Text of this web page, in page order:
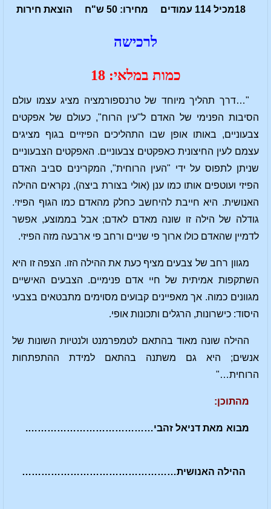
18מכיל 114 עמודים מחירו: 50 ש"ח הוצאת חירות
לרכישה
כמות במלאי: 18
"…דרך תהליך מיוחד של טרנספורמציה מציג עצמו עולם
הסיבות הפנימי של האדם ל"עין הרוח", כעולם של אפקטים
צבעוניים, באותו אופן שבו התהליכים הפיזיים בגוף מציגים
עצמם לעין החיצונית כאפקטים צבעוניים. האפקטים הצבעוניים
שניתן לתפוס על ידי "העין הרוחית", המקרינים סביב האדם
הפיזי ועוטפים אותו כמו ענן (אולי בצורת ביצה), נקראים ההילה
האנושית. היא חייבת להיחשב כחלק מהאדם כמו הגוף הפיזי.
גודלה של הילה זו שונה מאדם לאדם; אבל בממוצע, אפשר
לדמיין שהאדם כולו ארוך פי שניים ורחב פי ארבעה מזה הפיזי.
מגוון רחב של צבעים מציף כעת את ההילה הזו. הצפה זו היא
השתקפות אמיתית של חיי אדם פנימיים. הצבעים האישיים
מגוונים כמוה. אך מאפיינים קבועים מסוימים מתבטאים בצבעי
היסוד: כישרונות, הרגלים ותכונות אופי.
ההילה שונה מאוד בהתאם לטמפרמנט ולנטיות השונות של
אנשים; היא גם משתנה בהתאם למידת ההתפתחות
הרוחית…"
מהתוכן:
מבוא מאת דניאל זהבי………………………………….
ההילה האנושית…………………………………………